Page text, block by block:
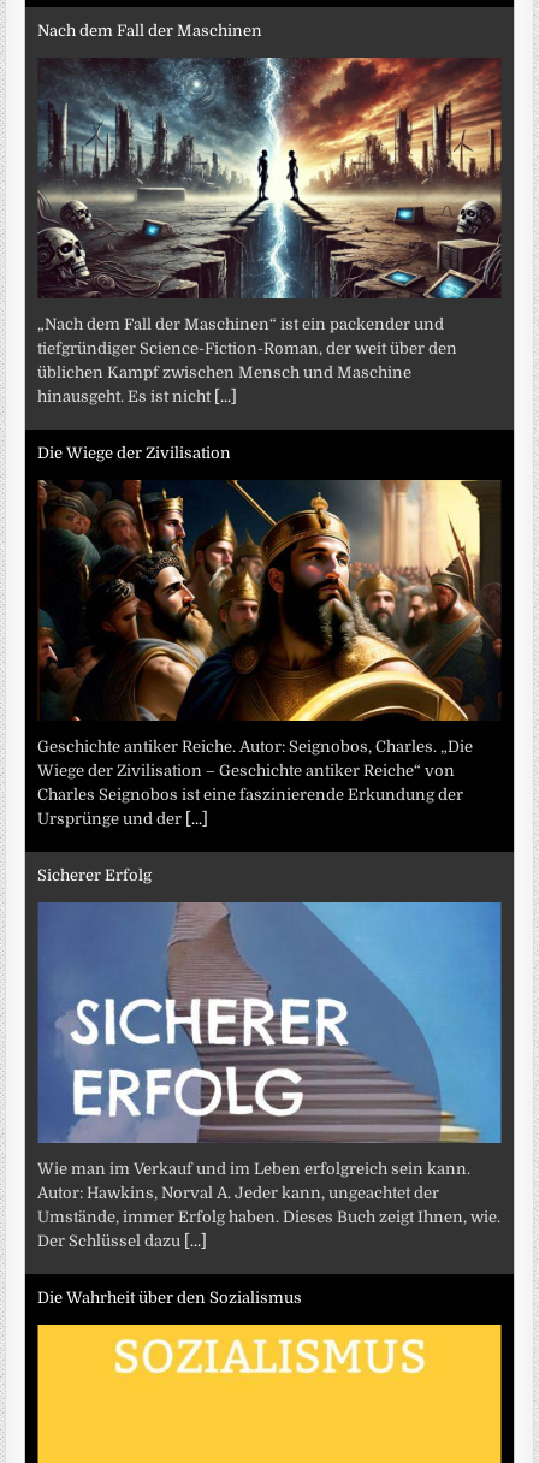
Nach dem Fall der Maschinen
„Nach dem Fall der Maschinen“ ist ein packender und
tiefgründiger Science-Fiction-Roman, der weit über den
üblichen Kampf zwischen Mensch und Maschine
hinausgeht. Es ist nicht [...]
Die Wiege der Zivilisation
Geschichte antiker Reiche. Autor: Seignobos, Charles. „Die
Wiege der Zivilisation – Geschichte antiker Reiche“ von
Charles Seignobos ist eine faszinierende Erkundung der
Ursprünge und der [...]
Sicherer Erfolg
Wie man im Verkauf und im Leben erfolgreich sein kann.
Autor: Hawkins, Norval A. Jeder kann, ungeachtet der
Umstände, immer Erfolg haben. Dieses Buch zeigt Ihnen, wie.
Der Schlüssel dazu [...]
Die Wahrheit über den Sozialismus